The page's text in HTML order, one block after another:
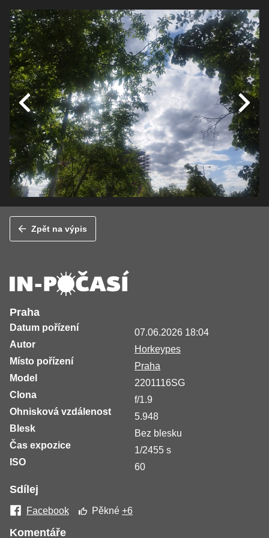
Zpět na výpis
Praha
Datum pořízení
07.06.2026 18:04
Autor
Horkeypes
Místo pořízení
Praha
Model
2201116SG
Clona
f/1.9
Ohnisková vzdálenost
5.948
Blesk
Bez blesku
Čas expozice
1/2455 s
ISO
60
Sdílej
Facebook Pěkné+6
Komentáře